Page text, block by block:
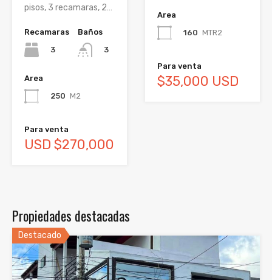
pisos, 3 recamaras, 2…
Recamaras
3
Baños
3
Area
250 M2
Para venta
USD $270,000
Area
160 MTR2
Para venta
$35,000 USD
Propiedades destacadas
Destacado